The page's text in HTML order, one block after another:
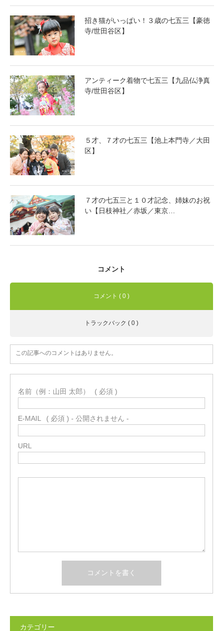
招き猫がいっぱい！３歳の七五三【豪徳
寺/世田谷区】
アンティーク着物で七五三【九品仏浄真
寺/世田谷区】
５才、７才の七五三【池上本門寺／大田
区】
７才の七五三と１０才記念、姉妹のお祝
い【日枝神社／赤坂／東京…
コメント
コメント ( 0 )
トラックバック ( 0 )
この記事へのコメントはありません。
名前（例：山田 太郎） ( 必須 )
E-MAIL ( 必須 ) - 公開されません -
URL
カテゴリー